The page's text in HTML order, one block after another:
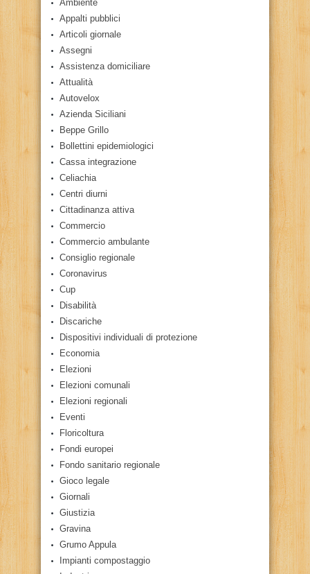
Ambiente
Appalti pubblici
Articoli giornale
Assegni
Assistenza domiciliare
Attualità
Autovelox
Azienda Siciliani
Beppe Grillo
Bollettini epidemiologici
Cassa integrazione
Celiachia
Centri diurni
Cittadinanza attiva
Commercio
Commercio ambulante
Consiglio regionale
Coronavirus
Cup
Disabilità
Discariche
Dispositivi individuali di protezione
Economia
Elezioni
Elezioni comunali
Elezioni regionali
Eventi
Floricoltura
Fondi europei
Fondo sanitario regionale
Gioco legale
Giornali
Giustizia
Gravina
Grumo Appula
Impianti compostaggio